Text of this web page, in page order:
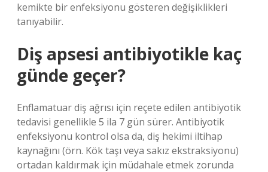
kemikte bir enfeksiyonu gösteren değişiklikleri
tanıyabilir.
Diş apsesi antibiyotikle kaç
günde geçer?
Enflamatuar diş ağrısı için reçete edilen antibiyotik
tedavisi genellikle 5 ila 7 gün sürer. Antibiyotik
enfeksiyonu kontrol olsa da, diş hekimi iltihap
kaynağını (örn. Kök taşı veya sakız ekstraksiyonu)
ortadan kaldırmak için müdahale etmek zorunda